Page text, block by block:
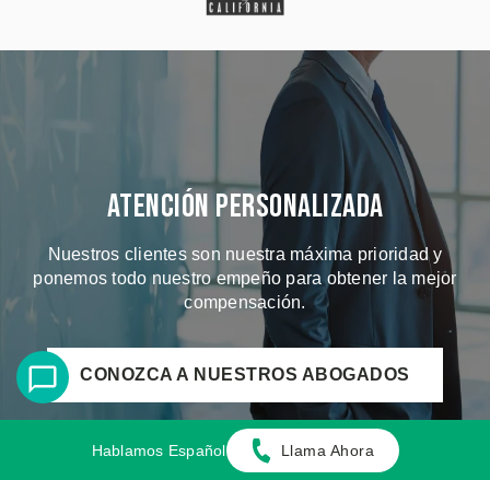
Atención Personalizada
Nuestros clientes son nuestra máxima prioridad y
ponemos todo nuestro empeño para obtener la mejor
compensación.
CONOZCA A NUESTROS ABOGADOS
Hablamos Español Llama Ahora